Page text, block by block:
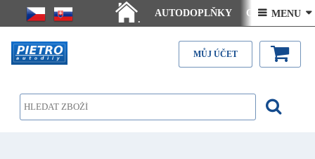
.
AUTODOPLŇKY Ceny doručení
Články - návody Kontakt
 MENU 
MŮJ ÚČET